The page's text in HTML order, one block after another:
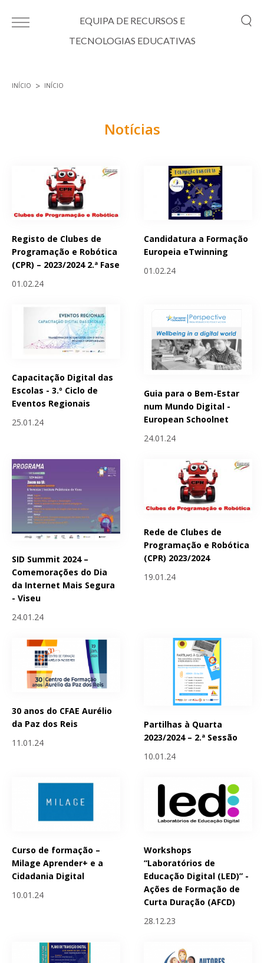
EQUIPA DE RECURSOS E
TECNOLOGIAS EDUCATIVAS
INÍCIO INÍCIO
Notícias
Registo de Clubes de
Programação e Robótica
(CPR) – 2023/2024 2.ª Fase
01.02.24
Candidatura a Formação
Europeia eTwinning
01.02.24
Capacitação Digital das
Escolas - 3.º Ciclo de
Eventos Regionais
25.01.24
Guia para o Bem-Estar
num Mundo Digital -
European Schoolnet
24.01.24
SID Summit 2024 –
Comemorações do Dia
da Internet Mais Segura
- Viseu
24.01.24
Rede de Clubes de
Programação e Robótica
(CPR) 2023/2024
19.01.24
30 anos do CFAE Aurélio
da Paz dos Reis
11.01.24
Partilhas à Quarta
2023/2024 – 2.ª Sessão
10.01.24
Curso de formação –
Milage Aprender+ e a
Cidadania Digital
10.01.24
Workshops
“Laboratórios de
Educação Digital (LED)” -
Ações de Formação de
Curta Duração (AFCD)
28.12.23
Páginas